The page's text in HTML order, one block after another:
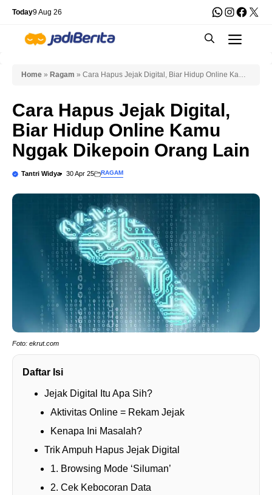
Skip
content
Today9 Aug 26 WhatsApp
X
Home » Ragam » Cara Hapus Jejak Digital, Biar Hidup Online Kamu
Cara Hapus Jejak Digital,
Biar Hidup Online Kamu
Nggak Dikepoin Orang Lain
Tantri Widya 30 Apr 25 RAGAM
Foto: ekrut.com
Daftar Isi
Jejak Digital Itu Apa Sih?
Aktivitas Online = Rekam Jejak
Kenapa Ini Masalah?
Trik Ampuh Hapus Jejak Digital
1. Browsing Mode ‘Siluman’
2. Cek Kebocoran Data